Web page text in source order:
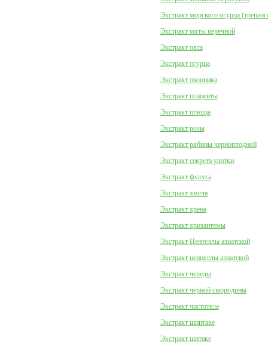
Экстракт морского огурца
Экстракт мяты перечной
Экстракт овса
Экстракт огурца
Экстракт окопника
Экстракт плаценты
Экстракт плюща
Экстракт розы
Экстракт рябины черноплодной
Экстракт секрета улитки
Экстракт фукуса
Экстракт хмеля
Экстракт хрена
Экстракт хризантемы
Экстракт Центеллы азиатской
Экстракт ценцеллы азиатской
Экстракт череды
Экстракт черной смородины
Экстракт чистотела
Экстракт шиитаке
Экстракт шитаке